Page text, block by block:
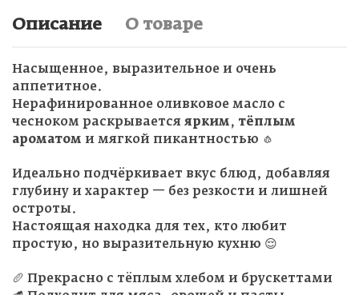
Описание О товаре
Насыщенное, выразительное и очень
аппетитное.
Нерафинированное оливковое масло с
чесноком раскрывается ярким, тёплым
ароматом и мягкой пикантностью 🧄
Идеально подчёркивает вкус блюд, добавляя
глубину и характер — без резкости и лишней
остроты.
Настоящая находка для тех, кто любит
простую, но выразительную кухню 😌
🥖 Прекрасно с тёплым хлебом и брускеттами